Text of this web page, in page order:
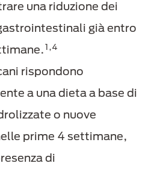
una riduzione dei
già entro
1,4
rispondono
a una dieta a base di
o nuove
prime 4 settimane,
di